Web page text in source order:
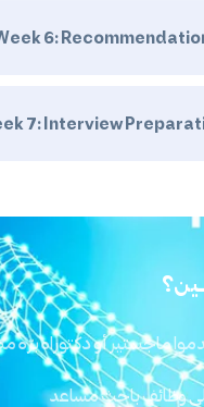
6:
7: Interview
ماجستير أو دكتوراه برّه
وظائف باحث مساعد